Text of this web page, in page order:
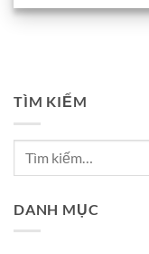
TÌM KIẾM
DANH MỤC